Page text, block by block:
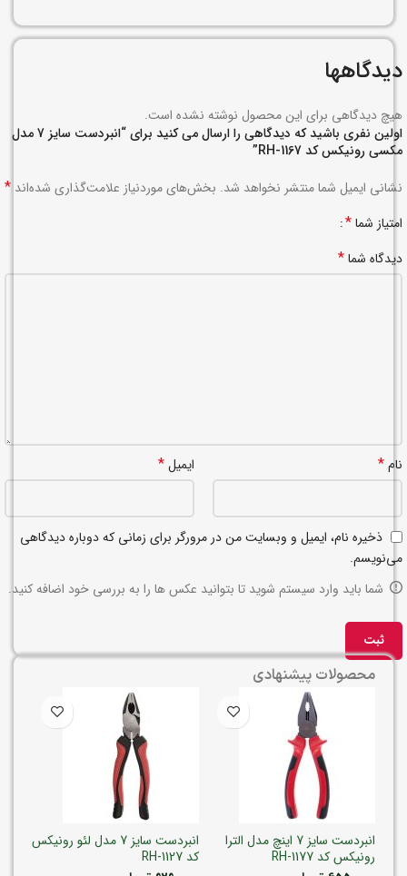
دیدگاهها
هیچ دیدگاهی برای این محصول نوشته نشده است.
اولین نفری باشید که دیدگاهی را ارسال می کنید برای “انبردست سایز 7 مدل
مکسی رونیکس کد RH-1167”
نشانی ایمیل شما منتشر نخواهد شد. بخش‌های موردنیاز علامت‌گذاری شده‌اند *
امتیاز شما*
دیدگاه شما*
نام* ایمیل*
ذخیره نام، ایمیل و وبسایت من در مرورگر برای زمانی که دوباره دیدگاهی
می‌نویسم.
شما باید وارد سیستم شوید تا بتوانید عکس ها را به بررسی خود اضافه کنید.
محصولات پیشنهادی
انبردست سایز 7 اینچ مدل الترا
رونیکس کد RH-1177
انبردست سایز 7 مدل لئو رونیکس
کد RH-1127